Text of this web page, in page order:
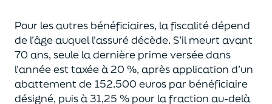
Pour les autres bénéficiaires, la fiscalité dépend
de l’âgeauquell’assuré décède. S’il meurt avant
70 ans, seule la dernière prime versée dans
l’année esttaxée à 20 %, après application d’un
abattement de 152.500 euros par bénéficiaire
désigné, puis à 31,25 % pour la fraction au-delà